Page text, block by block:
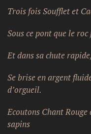
Trois fois Soufflet et
Sous ce pont que le
Et dans sa chute
Se brise en argent
d’orgueil.
Ecoutons Chant
sapins